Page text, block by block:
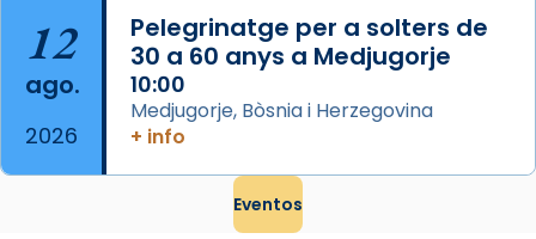
12
ago.
2026
Pelegrinatge per a solters de
30 a 60 anys a Medjugorje
10:00
Medjugorje, Bòsnia i Herzegovina
+ info
Eventos